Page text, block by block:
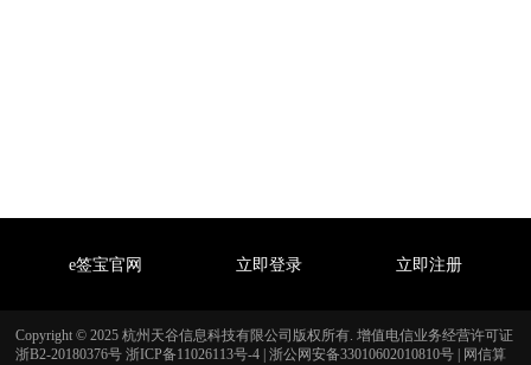
e签宝官网 立即登录 立即注册
Copyright © 2025 杭州天谷信息科技有限公司版权所有. 增值电信业务经营许可证
浙B2-20180376号 浙ICP备11026113号-4 浙公网安备33010602010810号 网信算